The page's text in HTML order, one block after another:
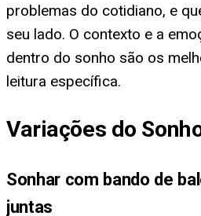
problemas do cotidiano, e
seu lado. O contexto e a
dentro do sonho são os
leitura específica.
Variações do
Sonhar com bando de
juntas